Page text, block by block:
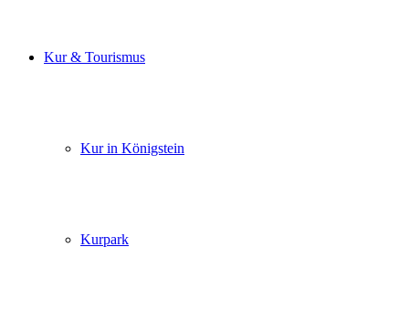
Kur & Tourismus
Kur in Königstein
Kurpark